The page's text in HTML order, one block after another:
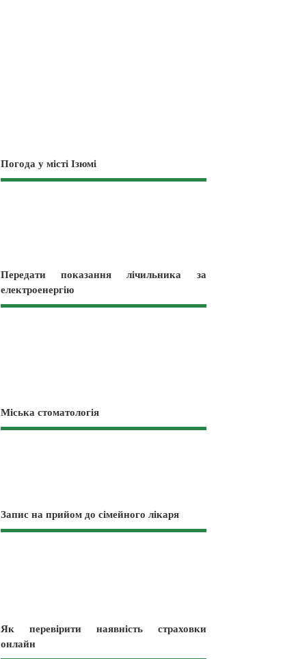
Погода у місті Ізюмі
Передати показання лічильника за
електроенергію
Міська стоматологія
Запис на прийом до сімейного лікаря
Як перевірити наявність страховки
онлайн